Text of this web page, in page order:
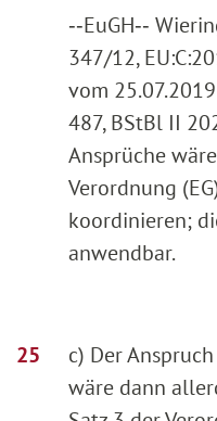
‑‑EuGH‑‑
347/12,
vom
487, BStBl II
Ansprüche
Verordnung
koordinieren;
anwendbar.
c) Der
wäre dann